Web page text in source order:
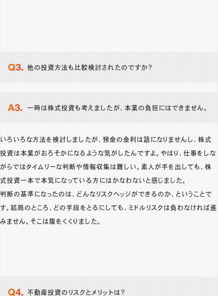
他の投資方法も比較検討されたのですか？
一時は株式投資も考えましたが、本業の負担にはできません。
いろいろな方法を検討しましたが、預金の金利は話になりませんし、株式
投資は本業がおろそかになるような気がしたんですよ。やはり、仕事をしな
がらではタイムリーな判断や情報収集は難しい。素人が手を出しても、株
式投資一本で本気になっている方にはかなわないと感じました。
判断の基準になったのは、どんなリスクヘッジができるのか、ということで
す。結局のところ、どの手段をとるにしても、ミドルリスクは負わなければ進
みません。そこは腹をくくりました。
不動産投資のリスクとメリットは？